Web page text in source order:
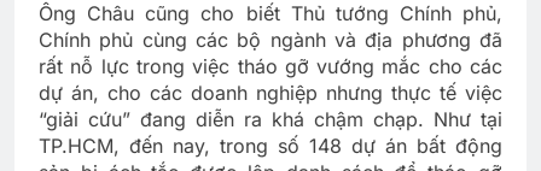
Ông Châu cũng cho biết Thủ tướng Chính phủ,
Chính phủ cùng các bộ ngành và địa phương đã
rất nỗ lực trong việc tháo gỡ vướng mắc cho các
dự án, cho các doanh nghiệp nhưng thực tế việc
“giải cứu” đang diễn ra khá chậm chạp. Như tại
TP.HCM, đến nay, trong số 148 dự án bất động